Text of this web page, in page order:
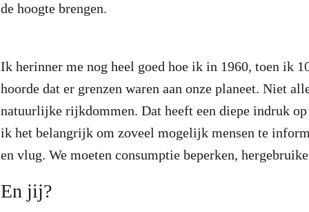
de hoogte brengen.
Ik herinner me nog heel goed hoe ik in 1960, toen ik
hoorde dat er grenzen waren aan onze planeet. Niet
natuurlijke rijkdommen. Dat heeft een diepe indruk
ik het belangrijk om zoveel mogelijk mensen te
en vlug. We moeten consumptie beperken,
En jij?